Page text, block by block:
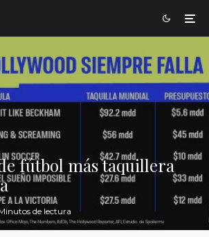
fútbol más taquillera
de lectura